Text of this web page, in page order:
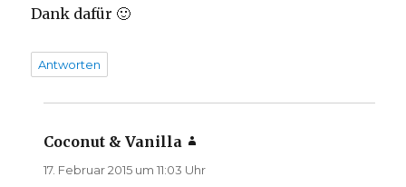
Dank dafür 🙂
Antworten
Coconut & Vanilla
17. Februar 2015 um 11:03 Uhr